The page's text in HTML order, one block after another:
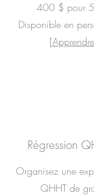
400 $ pour
Disponible en
Régression
Organisez une
QHHT de